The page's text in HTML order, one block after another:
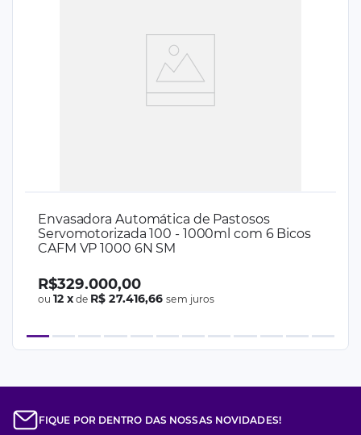
Envasadora Automática de Pastosos
Servomotorizada 100 - 1000ml com 6 Bicos
CAFM VP 1000 6N SM
R$329.000,00
ou12 xde R$ 27.416,66 sem juros
FIQUE POR DENTRO DAS NOSSAS NOVIDADES!